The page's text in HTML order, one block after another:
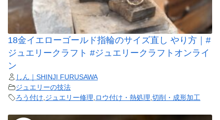
18金イエローゴールド指輪のサイズ直し やり方｜#
ジュエリークラフト #ジュエリークラフトオンライ
ン
しん｜SHINJI FURUSAWA
ジュエリーの技法
ろう付け ジュエリー修理 ロウ付け・熱処理 切削・成形加工